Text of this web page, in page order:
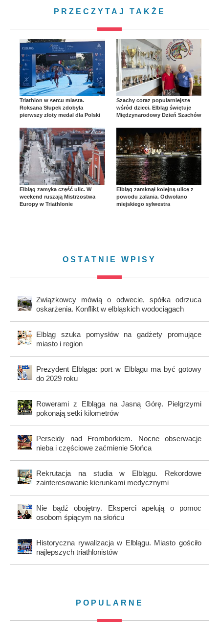
PRZECZYTAJ TAKŻE
Triathlon w sercu miasta.
Roksana Słupek zdobyła
pierwszy złoty medal dla Polski
Szachy coraz popularniejsze
wśród dzieci. Elbląg świętuje
Międzynarodowy Dzień Szachów
Elbląg zamyka część ulic. W
weekend ruszają Mistrzostwa
Europy w Triathlonie
Elbląg zamknął kolejną ulicę z
powodu zalania. Odwołano
miejskiego sylwestra
OSTATNIE WPISY
Związkowcy mówią o odwecie, spółka odrzuca
oskarżenia. Konflikt w elbląskich wodociągach
Elbląg szuka pomysłów na gadżety promujące
miasto i region
Prezydent Elbląga: port w Elblągu ma być gotowy
do 2029 roku
Rowerami z Elbląga na Jasną Górę. Pielgrzymi
pokonają setki kilometrów
Perseidy nad Fromborkiem. Nocne obserwacje
nieba i częściowe zaćmienie Słońca
Rekrutacja na studia w Elblągu. Rekordowe
zainteresowanie kierunkami medycznymi
Nie bądź obojętny. Eksperci apelują o pomoc
osobom śpiącym na słońcu
Historyczna rywalizacja w Elblągu. Miasto gościło
najlepszych triathlonistów
POPULARNE